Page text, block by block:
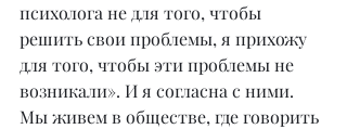
психолога не для того, чтобы
решить свои проблемы, я прихожу
для того, чтобы эти проблемы не
возникали». И я согласна с ними.
Мы живем в обществе, где говорить